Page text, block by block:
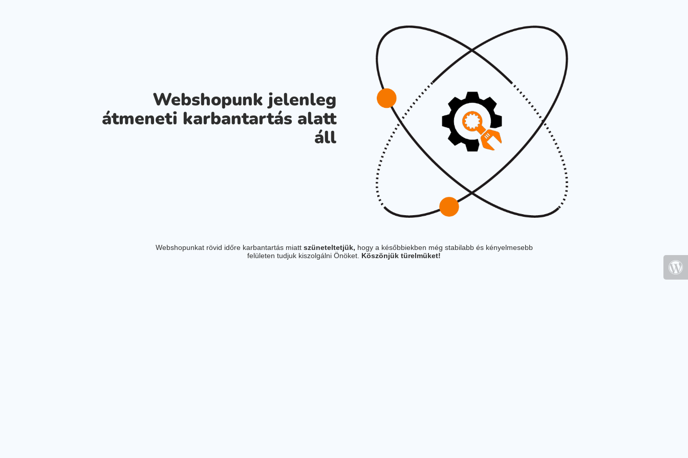
Webshopunk jelenleg
átmeneti karbantartás alatt
áll
Webshopunkat rövid időre karbantartás miatt szüneteltetjük, hogy a későbbiekben még stabilabb és kényelmesebb
felületen tudjuk kiszolgálni Önöket. Köszönjük türelmüket!